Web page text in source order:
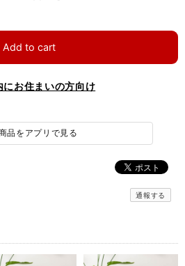
Add to cart
にお住まいの方向け
品をアプリで見る
通報する